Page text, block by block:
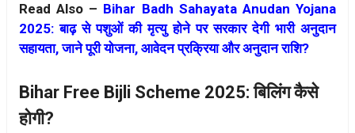
Read Also – Bihar Badh Sahayata Anudan Yojana
2025: बाढ़ से पशुओं की मृत्यु होने पर सरकार देगी भारी अनुदान
सहायता, जाने पूरी योजना, आवेदन प्रक्रिया और अनुदान राशि?
Bihar Free Bijli Scheme 2025: बिलिंग कैसे
होगी?